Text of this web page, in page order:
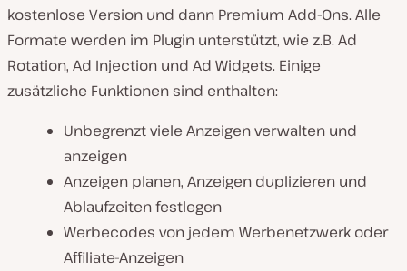
kostenlose Version und dann Premium Add-Ons. Alle
Formate werden im Plugin unterstützt, wie z.B. Ad
Rotation, Ad Injection und Ad Widgets. Einige
zusätzliche Funktionen sind enthalten:
Unbegrenzt viele Anzeigen verwalten und
anzeigen
Anzeigen planen, Anzeigen duplizieren und
Ablaufzeiten festlegen
Werbecodes von jedem Werbenetzwerk oder
Affiliate-Anzeigen